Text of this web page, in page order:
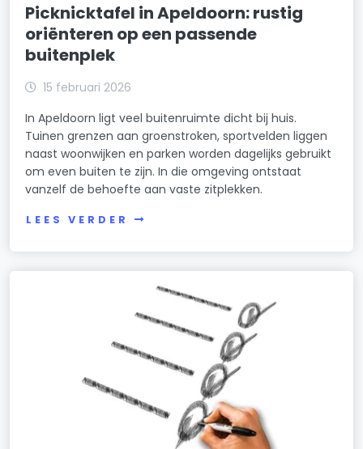
Picknicktafel in Apeldoorn: rustig
oriënteren op een passende
buitenplek
15 februari 2026
In Apeldoorn ligt veel buitenruimte dicht bij huis.
Tuinen grenzen aan groenstroken, sportvelden liggen
naast woonwijken en parken worden dagelijks gebruikt
om even buiten te zijn. In die omgeving ontstaat
vanzelf de behoefte aan vaste zitplekken.
LEES VERDER